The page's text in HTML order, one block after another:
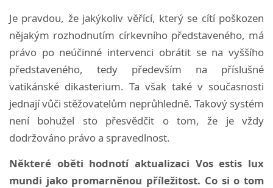
Je pravdou, že jakýkoliv věřící, který se cítí poškozen
nějakým rozhodnutím církevního představeného, má
právo po neúčinné intervenci obrátit se na vyššího
představeného, tedy především na příslušné
vatikánské dikasterium. Ta však také v současnosti
jednají vůči stěžovatelům neprůhledně. Takový systém
není bohužel sto přesvědčit o tom, že je vždy
dodržováno právo a spravedlnost.
Některé oběti hodnotí aktualizaci Vos estis lux
mundi jako promarněnou příležitost. Co si o tom